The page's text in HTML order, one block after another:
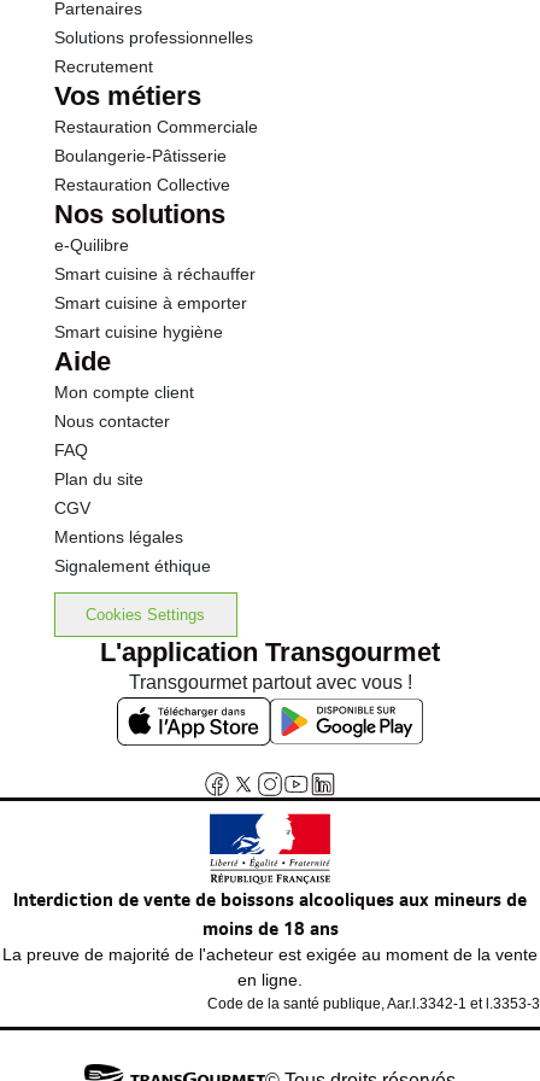
Sel
Partenaires
Solutions professionnelles
Recrutement
Vos métiers
Restauration Commerciale
Boulangerie-Pâtisserie
Restauration Collective
Nos solutions
e-Quilibre
Smart cuisine à réchauffer
Smart cuisine à emporter
Smart cuisine hygiène
Aide
Mon compte client
Nous contacter
FAQ
Plan du site
CGV
Mentions légales
Signalement éthique
Cookies Settings
L'application Transgourmet
Transgourmet partout avec vous !
Interdiction de vente de boissons alcooliques aux mineurs de
moins de 18 ans
La preuve de majorité de l'acheteur est exigée au moment de la vente
en ligne.
Code de la santé publique, Aar.l.3342-1 et l.3353-3